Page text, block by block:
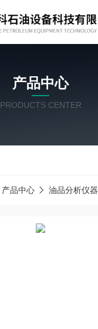
产品中心
PRODUCTS CENTER
产品中心 油品分析仪器